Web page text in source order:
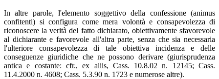
In altre parole, l'elemento soggettivo della confessione (animus
confitenti) si configura come mera volontà e consapevolezza di
riconoscere la verità del fatto dichiarato, obiettivamente sfavorevole
al dichiarante e favorevole all'altra parte, senza che sia necessaria
l'ulteriore consapevolezza di tale obiettiva incidenza e delle
conseguenze giuridiche che ne possono derivare (giurisprudenza
antica e costante: cfr., ex aliis, Cass. 10.8.02 n. 12145; Cass.
11.4.2000 n. 4608; Cass. 5.3.90 n. 1723 e numerose altre).